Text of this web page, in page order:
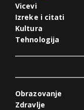
Vicevi
Izreke i citati
Kultura
Tehnologija
Obrazovanje
Zdravlje